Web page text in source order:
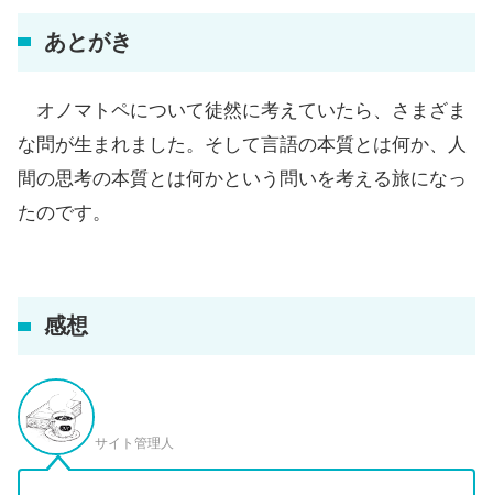
あとがき
オノマトペについて徒然に考えていたら、さまざま
な問が生まれました。そして言語の本質とは何か、人
間の思考の本質とは何かという問いを考える旅になっ
たのです。
感想
サイト管理人